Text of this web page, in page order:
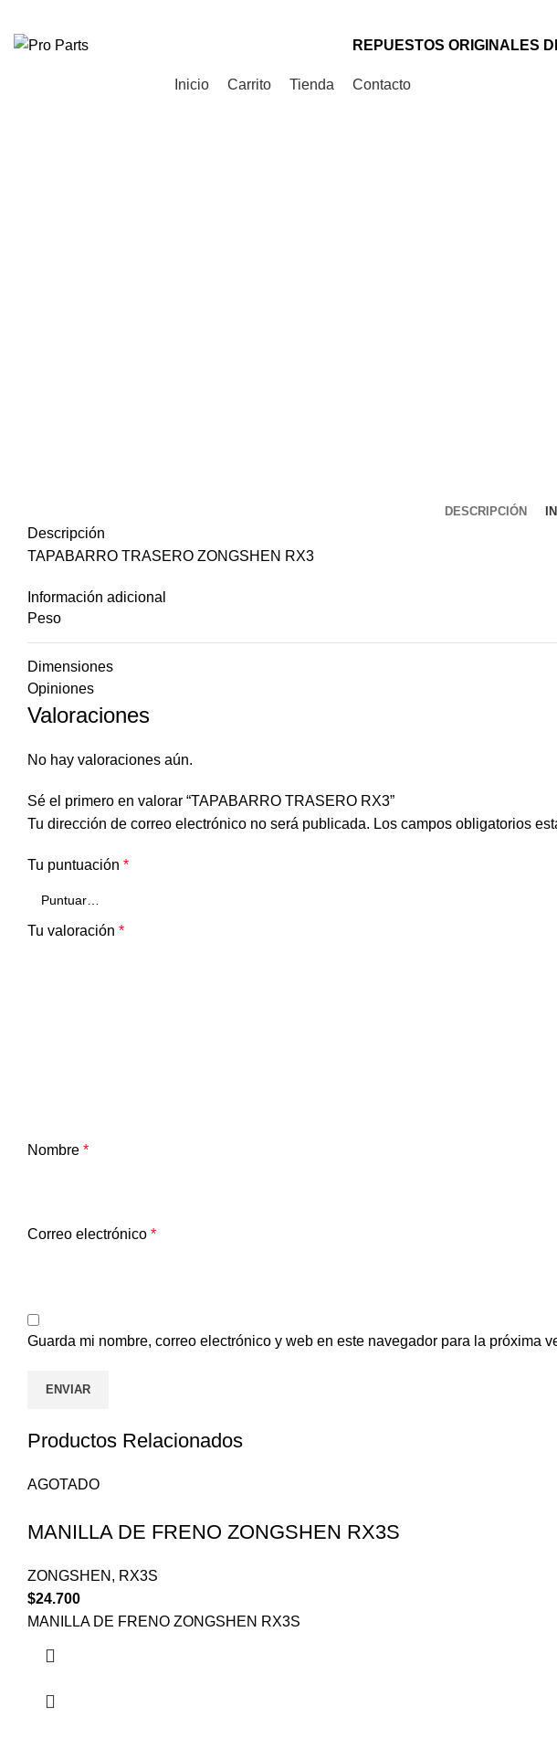
REPUESTOS ORIGINALES
Inicio Carrito Tienda Contacto
DESCRIPCIÓN
Descripción
TAPABARRO TRASERO ZONGSHEN RX3
Información adicional
Peso
Dimensiones
Opiniones
Valoraciones
No hay valoraciones aún.
Sé el primero en valorar “TAPABARRO TRASERO RX3”
Tu dirección de correo electrónico no será publicada. Los campos obligatorios
Tu puntuación *
Tu valoración *
Nombre *
Correo electrónico *
Guarda mi nombre, correo electrónico y web en este navegador para la próxima
Productos Relacionados
AGOTADO
MANILLA DE FRENO ZONGSHEN RX3S
ZONGSHEN , RX3S
$24.700
MANILLA DE FRENO ZONGSHEN RX3S